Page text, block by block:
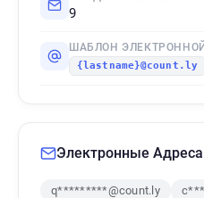
9
ШАБЛОН
{lastname}@count.ly
Электронные Адреса
q*********@count.ly